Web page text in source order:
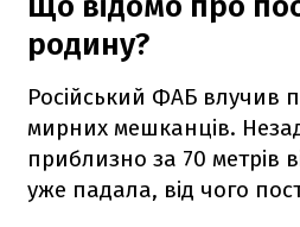
родину?
Російський ФАБ влучив
мирних мешканців.
приблизно за 70 метрів
уже падала, від чого